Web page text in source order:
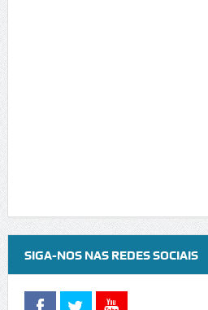
SIGA-NOS NAS REDES SOCIAIS